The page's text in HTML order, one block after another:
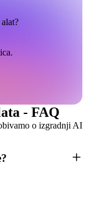
- FAQ
o izgradnji AI